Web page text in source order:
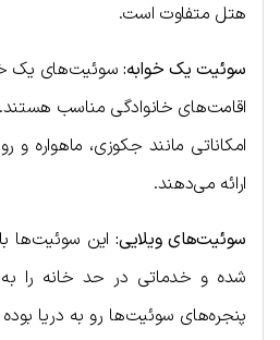
هتل متفاوت است.
سوئیت یک خوابه:
امکاناتی مانند جکوزی، ماهواره و
ارائه می‌دهند.
سوئیت‌های ویلایی: این سوئیت‌ها
شده و خدماتی در حد خانه را به
پنجره‌های سوئیت‌ها رو به دریا